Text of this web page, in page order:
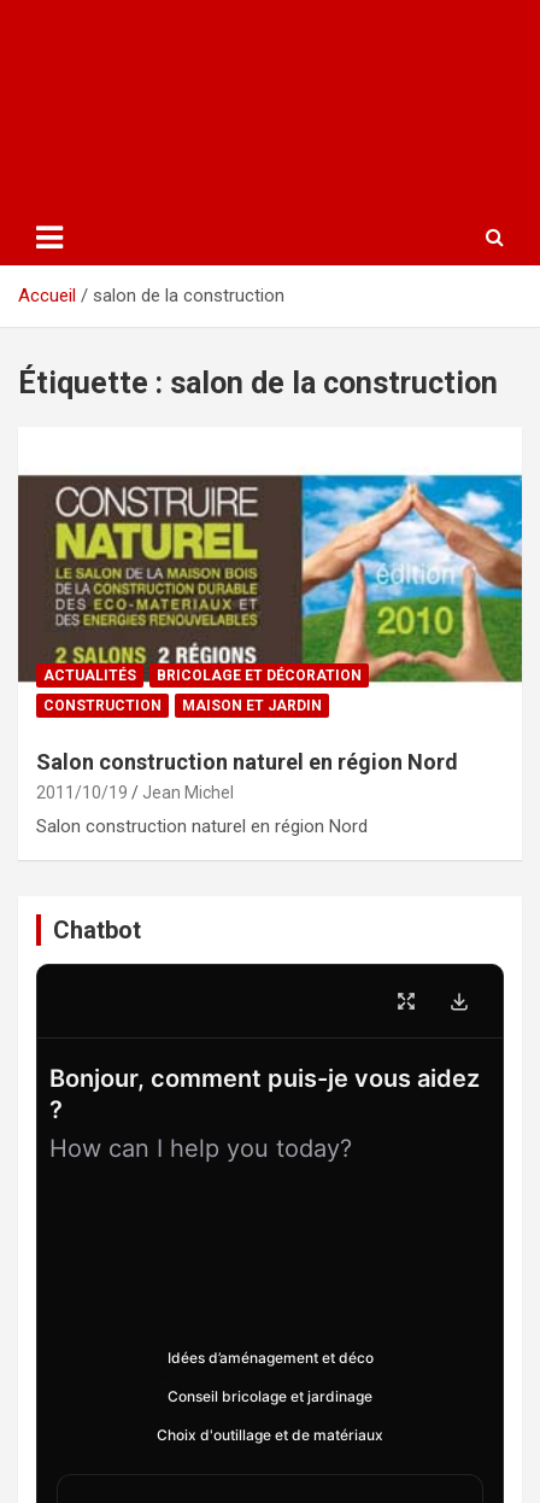
Accueil salon de la construction
Étiquette : salon de la construction
ACTUALITÉS
BRICOLAGE ET DÉCORATION
CONSTRUCTION
MAISON ET JARDIN
Salon construction naturel en région Nord
2011/10/19 Jean Michel
Salon construction naturel en région Nord
Chatbot
Bonjour, comment puis-je vous aidez
?
How can I help you today?
Idées d’aménagement et déco
Conseil bricolage et jardinage
Choix d'outillage et de matériaux